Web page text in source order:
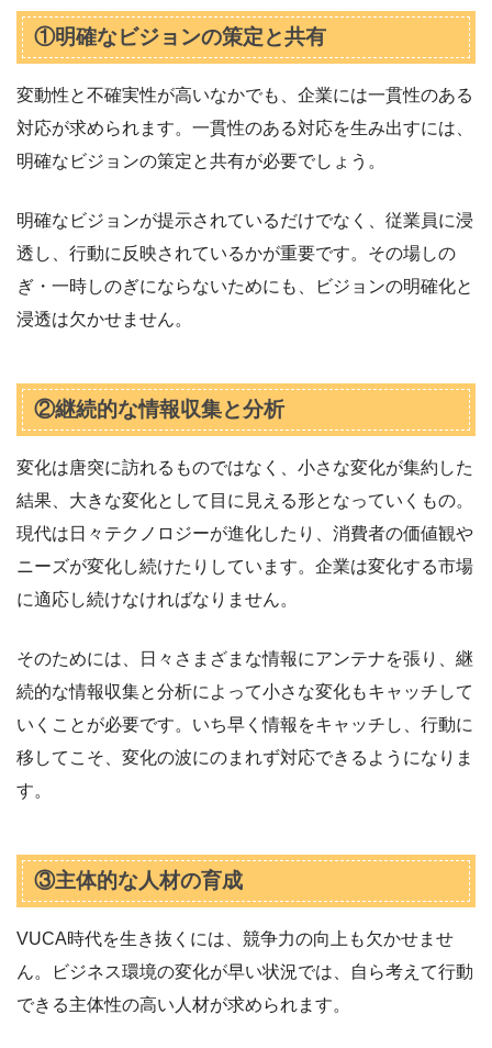
①明確なビジョンの策定と共有
変動性と不確実性が高いなかでも、企業には一貫性のある
対応が求められます。一貫性のある対応を生み出すには、
明確なビジョンの策定と共有が必要でしょう。
明確なビジョンが提示されているだけでなく、従業員に浸
透し、行動に反映されているかが重要です。その場しの
ぎ・一時しのぎにならないためにも、ビジョンの明確化と
浸透は欠かせません。
②継続的な情報収集と分析
変化は唐突に訪れるものではなく、小さな変化が集約した
結果、大きな変化として目に見える形となっていくもの。
現代は日々テクノロジーが進化したり、消費者の価値観や
ニーズが変化し続けたりしています。企業は変化する市場
に適応し続けなければなりません。
そのためには、日々さまざまな情報にアンテナを張り、継
続的な情報収集と分析によって小さな変化もキャッチして
いくことが必要です。いち早く情報をキャッチし、行動に
移してこそ、変化の波にのまれず対応できるようになりま
す。
③主体的な人材の育成
VUCA時代を生き抜くには、競争力の向上も欠かせませ
ん。ビジネス環境の変化が早い状況では、自ら考えて行動
できる主体性の高い人材が求められます。